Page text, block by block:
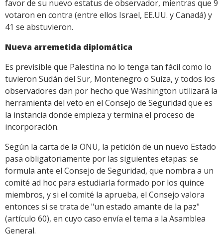
favor de su nuevo estatus de observador, mientras que 9
votaron en contra (entre ellos Israel, EE.UU. y Canadá) y
41 se abstuvieron.
Nueva arremetida diplomática
Es previsible que Palestina no lo tenga tan fácil como lo
tuvieron Sudán del Sur, Montenegro o Suiza, y todos los
observadores dan por hecho que Washington utilizará la
herramienta del veto en el Consejo de Seguridad que es
la instancia donde empieza y termina el proceso de
incorporación.
Según la carta de la ONU, la petición de un nuevo Estado
pasa obligatoriamente por las siguientes etapas: se
formula ante el Consejo de Seguridad, que nombra a un
comité ad hoc para estudiarla formado por los quince
miembros, y si el comité la aprueba, el Consejo valora
entonces si se trata de "un estado amante de la paz"
(artículo 60), en cuyo caso envía el tema a la Asamblea
General.